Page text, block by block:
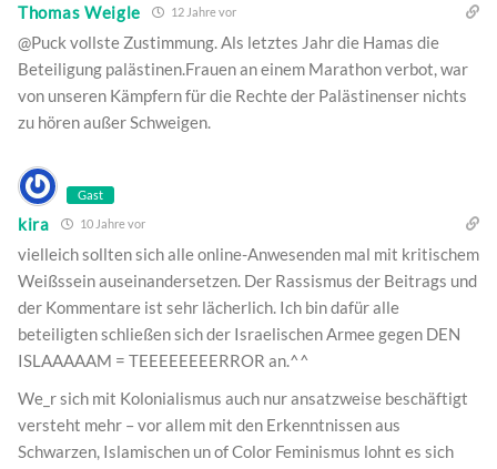
Thomas Weigle 12 Jahre vor
@Puck vollste Zustimmung. Als letztes Jahr die Hamas die
Beteiligung palästinen.Frauen an einem Marathon verbot, war
von unseren Kämpfern für die Rechte der Palästinenser nichts
zu hören außer Schweigen.
Gast
kira 10 Jahre vor
vielleich sollten sich alle online-Anwesenden mal mit kritischem
Weißssein auseinandersetzen. Der Rassismus der Beitrags und
der Kommentare ist sehr lächerlich. Ich bin dafür alle
beteiligten schließen sich der Israelischen Armee gegen DEN
ISLAAAAAM = TEEEEEEEERROR an.^^
We_r sich mit Kolonialismus auch nur ansatzweise beschäftigt
versteht mehr – vor allem mit den Erkenntnissen aus
Schwarzen, Islamischen un of Color Feminismus lohnt es sich